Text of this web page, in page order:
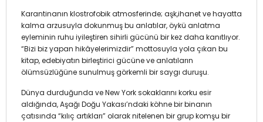
Karantinanın klostrofobik atmosferinde; aşk,ihanet ve hayatta
kalma arzusuyla dokunmuş bu anlatılar, öykü anlatma
eyleminin ruhu iyileştiren sihirli gücünü bir kez daha kanıtlıyor.
“Bizi biz yapan hikâyelerimizdir” mottosuyla yola çıkan bu
kitap, edebiyatın birleştirici gücüne ve anlatıların
ölümsüzlüğüne sunulmuş görkemli bir saygı duruşu.
Dünya durduğunda ve New York sokaklarını korku esir
aldığında, Aşağı Doğu Yakası’ndaki köhne bir binanın
çatısında “kılıç artıkları” olarak nitelenen bir grup komşu bir